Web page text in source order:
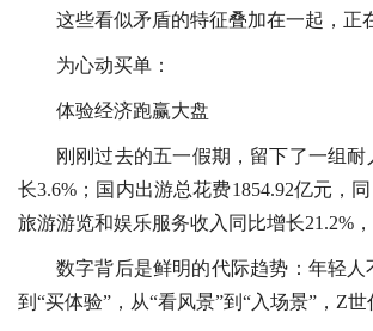
这些看似矛盾的特征叠加在一起，正
为心动买单：
体验经济跑赢大盘
刚刚过去的五一假期，留下了一组
长3.6%；国内出游总花费1854.92亿元，
旅游游览和娱乐服务收入同比增长21.2%
数字背后是鲜明的代际趋势：年轻
到“买体验”，从“看风景”到“入场景”，Z